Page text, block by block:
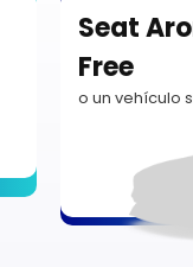
Seat
Free
o un vehículo